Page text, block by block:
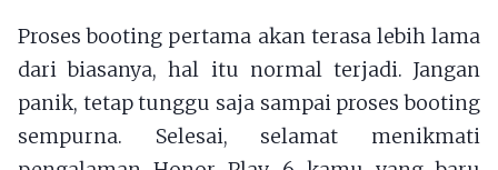
Proses booting pertama akan terasa lebih lama
dari biasanya, hal itu normal terjadi. Jangan
panik, tetap tunggu saja sampai proses booting
sempurna. Selesai, selamat menikmati